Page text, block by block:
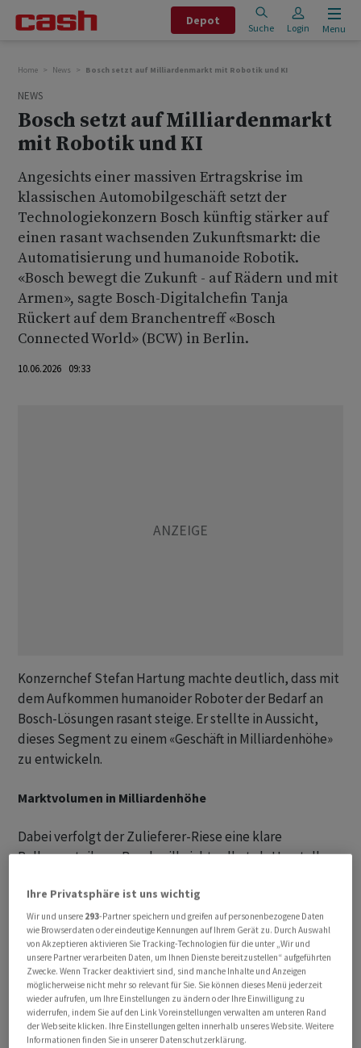
Depot
Suche Login Menu
Home News Bosch setzt auf Milliardenmarkt mit Robotik und KI
NEWS
Bosch setzt auf Milliardenmarkt
mit Robotik und KI
Angesichts einer massiven Ertragskrise im
klassischen Automobilgeschäft setzt der
Technologiekonzern Bosch künftig stärker auf
einen rasant wachsenden Zukunftsmarkt: die
Automatisierung und humanoide Robotik.
«Bosch bewegt die Zukunft - auf Rädern und mit
Armen», sagte Bosch-Digitalchefin Tanja
Rückert auf dem Branchentreff «Bosch
Connected World» (BCW) in Berlin.
10.06.2026 09:33
Konzernchef Stefan Hartung machte deutlich, dass mit
dem Aufkommen humanoider Roboter der Bedarf an
Bosch-Lösungen rasant steige. Er stellte in Aussicht,
dieses Segment zu einem «Geschäft in Milliardenhöhe»
zu entwickeln.
Marktvolumen in Milliardenhöhe
Dabei verfolgt der Zulieferer-Riese eine klare
Rollenverteilung: Bosch will nicht selbst als Hersteller
«Gehirn und Nervensystem» für diese Systeme liefern.
Eine wichtige Rolle dabei spielen
mikroelektromechanische Systeme (MEMS-Sensoren).
Mit diesen Sensoren, in denen Bosch bereits
Weltmarktführer ist, bekommen Roboter einen feinen
Tastsinn, um etwa ein empfindliches Glas von einem
robusten Gegenstand zu unterscheiden. Es ist ein
höchst lukrativer Markt: Schätzungen zufolge soll das
Ihre Privatsphäre ist uns wichtig
Wir und unsere 293-Partner speichern und greifen auf personenbezogene Daten
wie Browserdaten oder eindeutige Kennungen auf Ihrem Gerät zu. Durch Auswahl
von Akzeptieren aktivieren Sie Tracking-Technologien für die unter „Wir und
unsere Partner verarbeiten Daten, um Ihnen Dienste bereitzustellen“ aufgeführten
Zwecke. Wenn Tracker deaktiviert sind, sind manche Inhalte und Anzeigen
möglicherweise nicht mehr so relevant für Sie. Sie können dieses Menü jederzeit
wieder aufrufen, um Ihre Einstellungen zu ändern oder Ihre Einwilligung zu
widerrufen, indem Sie auf den Link Voreinstellungen verwalten am unteren Rand
der Webseite klicken. Ihre Einstellungen gelten innerhalb unseres Website. Weitere
Informationen finden Sie in unserer Datenschutzerklärung.